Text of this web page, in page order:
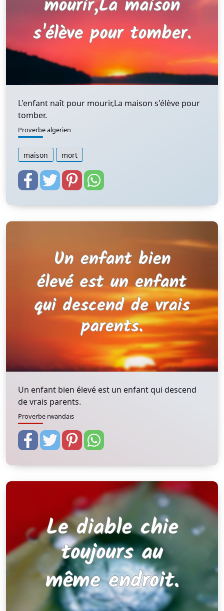
L'enfant naît pour mourir,La maison s'élève pour
tomber.
Proverbe algerien
maison mort
Un enfant bien élevé est un enfant qui descend
de vrais parents.
Proverbe rwandais